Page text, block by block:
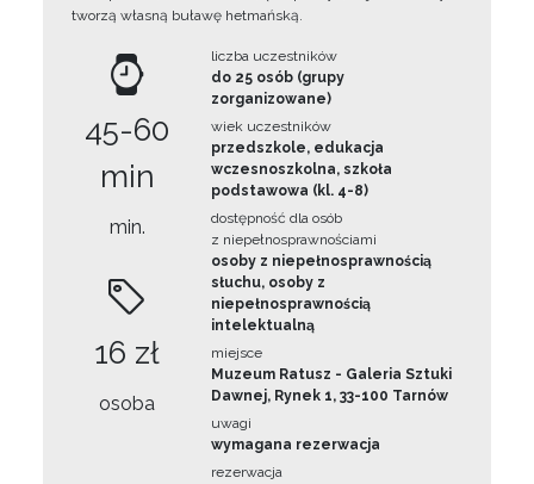
tworzą własną buławę hetmańską.
45-60
min
min.
16 zł
osoba
liczba uczestników
do 25 osób (grupy
zorganizowane)
wiek uczestników
przedszkole, edukacja
wczesnoszkolna, szkoła
podstawowa (kl. 4-8)
dostępność dla osób
z niepełnosprawnościami
osoby z niepełnosprawnością
słuchu, osoby z
niepełnosprawnością
intelektualną
miejsce
Muzeum Ratusz - Galeria Sztuki
Dawnej, Rynek 1, 33-100 Tarnów
uwagi
wymagana rezerwacja
rezerwacja